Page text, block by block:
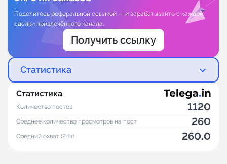
Поделитесь реферальной ссылкой — и зарабатывайте с каждой
сделки привлечённого канала.
Получить ссылку
Статистика
Статистика
Количество постов 1120
Среднее количество просмотров на пост 260
Средний охват (24ч) 260.0